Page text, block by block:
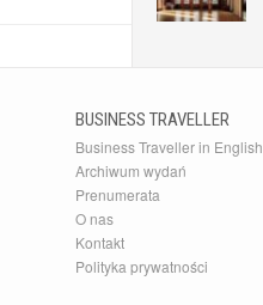
BUSINESS TRAVELLER
Business Traveller in English
Archiwum wydań
Prenumerata
O nas
Kontakt
Polityka prywatności